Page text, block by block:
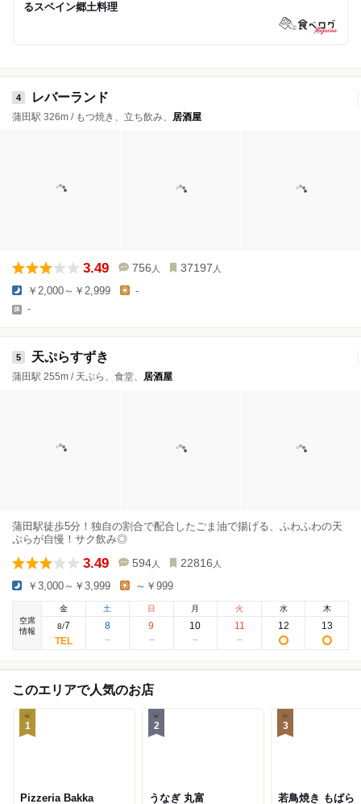
るスペイン郷土料理
4 レバーランド
蒲田駅 326m / もつ焼き、立ち飲み、 居酒屋
3.49 756 人 37197 人
￥2,000～￥2,999 -
-
5 天ぷらすずき
蒲田駅 255m / 天ぷら、食堂、 居酒屋
蒲田駅徒歩5分！独自の割合で配合したごま油で揚げる、ふわふわの天
ぷらが自慢！サク飲み◎
3.49 594 人 22816 人
￥3,000～￥3,999 ～￥999
空席
情報
金
8/7
土
8
日
9
月
10
火
11
水
12
木
13
このエリアで人気のお店
1
Pizzeria Bakka
2
うなぎ 丸富
3
若鳥焼き もばら